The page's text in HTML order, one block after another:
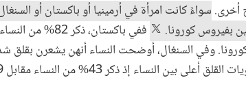
أخرى. سواءً كانت امرأة في أرمينيا أو باكستان أو
بفيروس كورونا.
وفي السنغال، أوضحت النساء أنهن يشعرن بقلق